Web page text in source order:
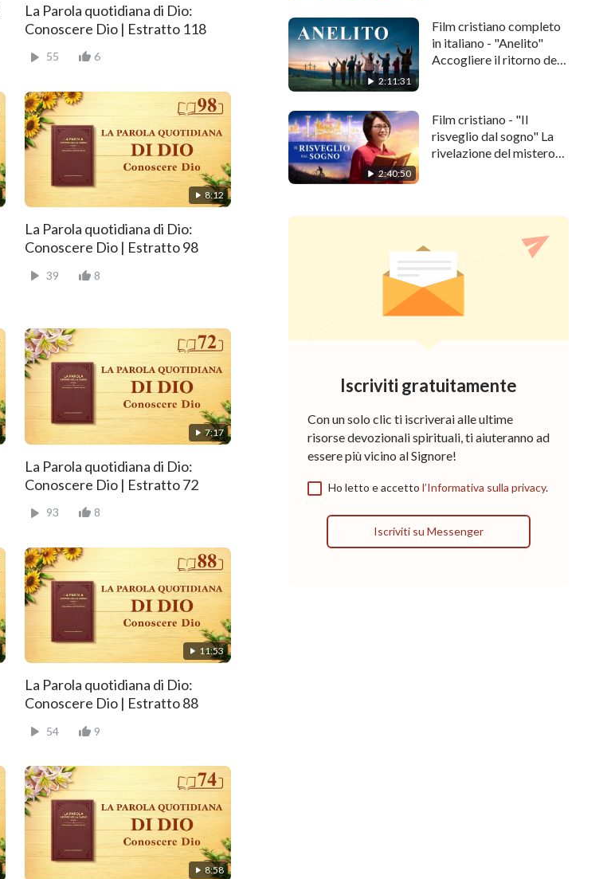
La Parola quotidiana di Dio:
Conoscere Dio | Estratto 118
55 6
8:12
La Parola quotidiana di Dio:
Conoscere Dio | Estratto 98
39 8
7:17
La Parola quotidiana di Dio:
Conoscere Dio | Estratto 72
93 8
11:53
La Parola quotidiana di Dio:
Conoscere Dio | Estratto 88
54 9
8:58
2:11:31
Film cristiano completo
in italiano - "Anelito"
Accogliere il ritorno del
2:40:50
Film cristiano - "Il
risveglio dal sogno" La
rivelazione del mistero
Iscriviti gratuitamente
Con un solo clic ti iscriverai alle ultime
risorse devozionali spirituali, ti aiuteranno ad
essere più vicino al Signore!
Ho letto e accetto l’Informativa sulla privacy.
Iscriviti su Messenger